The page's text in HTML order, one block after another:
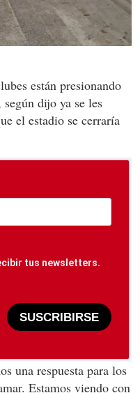
están presionando
según dijo ya se les
el estadio se cerraría
tus newsletters.
SUSCRIBIRSE
una respuesta para los
Estamos viendo con